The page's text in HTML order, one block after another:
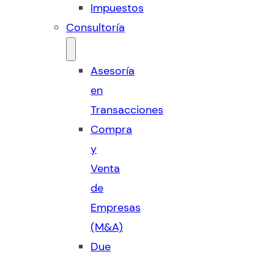
Impuestos
Consultoría
Asesoría
en
Transacciones
Compra
y
Venta
de
Empresas
(M&A)
Due